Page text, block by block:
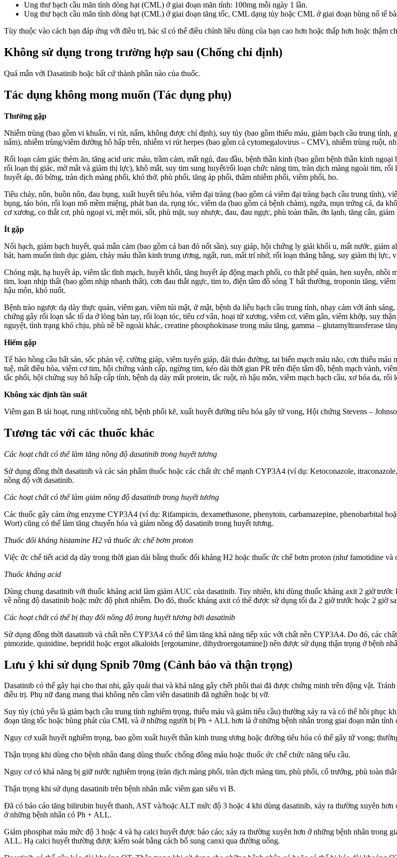
Ung thư bạch cầu mãn tính dòng hạt (CML) ở giai đoạn mãn tính: 100mg mỗi ngày 1 lần.
Ung thư bạch cầu mãn tính dòng hạt (CML) ở giai đoạn tăng tốc, CML dạng tủy hoặc CML ở giai đoạn bùng nổ tế
Tùy thuộc vào cách bạn đáp ứng với điều trị, bác sĩ có thể điều chỉnh liều dùng của bạn cao hơn hoặc thấp hơn hoặc thậm
Không sử dụng trong trường hợp sau (Chống chỉ định)
Quá mẫn với Dasatinib hoặc bất cứ thành phần nào của thuốc.
Tác dụng không mong muốn (Tác dụng phụ)
Thường gặp
Nhiễm trùng (bao gồm vi khuẩn, vi rút, nấm, không được chỉ định), suy tủy (bao gồm thiếu máu, giảm bạch cầu trung
nấm), nhiễm trùng/viêm đường hô hấp trên, nhiễm vi rút herpes (bao gồm cả cytomegalovirus – CMV), nhiễm trùng ruột,
Rối loạn cảm giác thèm ăn, tăng acid uric máu, trầm cảm, mất ngủ, đau đầu, bệnh thần kinh (bao gồm bệnh thần kinh
rối loạn thị giác, mờ mắt và giảm thị lực), khô mắt, suy tim sung huyết/rối loạn chức năng tim, tràn dịch màng ngoài tim,
huyết áp, đỏ bừng, tràn dịch màng phổi, khó thở, phù phổi, tăng áp phổi, thâm nhiễm phổi, viêm phổi, ho.
Tiêu chảy, nôn, buồn nôn, đau bụng, xuất huyết tiêu hóa, viêm đại tràng (bao gồm cả viêm đại tràng bạch cầu trung tính),
bụng, táo bón, rối loạn mô mềm miệng, phát ban da, rụng tóc, viêm da (bao gồm cả bệnh chàm), ngứa, mụn trứng cá, da
cơ xương, co thắt cơ, phù ngoại vi, mệt mỏi, sốt, phù mặt, suy nhược, đau, đau ngực, phù toàn thân, ớn lạnh, tăng cân, giảm
Ít gặp
Nổi hạch, giảm bạch huyết, quá mẫn cảm (bao gồm cả ban đỏ nốt sần), suy giáp, hội chứng ly giải khối u, mất nước, giảm
bát, ham muốn tình dục giảm, chảy máu thần kinh trung ương, ngất, run, mất trí nhớ, rối loạn thăng bằng, suy giảm thị lực,
Chóng mặt, hạ huyết áp, viêm tắc tĩnh mạch, huyết khối, tăng huyết áp động mạch phổi, co thắt phế quản, hen suyễn,
tim, loạn nhịp thất (bao gồm nhịp nhanh thất), cơn đau thắt ngực, tim to, điện tâm đồ sóng T bất thường, troponin tăng,
hậu môn, khó nuốt.
Bệnh trào ngược dạ dày thực quản, viêm gan, viêm túi mật, ứ mật, bệnh da liễu bạch cầu trung tính, nhạy cảm với ánh
chứng gây rối loạn sắc tố da ở lòng bàn tay, rối loạn tóc, tiêu cơ vân, hoại tử xương, viêm cơ, viêm gân, viêm khớp, suy
nguyệt, tình trạng khó chịu, phù nề bề ngoài khác, creatine phosphokinase trong máu tăng, gamma – glutamyltransferase
Hiếm gặp
Tế bào hồng cầu bất sản, sốc phản vệ, cường giáp, viêm tuyến giáp, đái tháo đường, tai biến mạch máu não, cơn thiếu
tuệ, mất điều hòa, viêm cơ tim, hội chứng vành cấp, ngừng tim, kéo dài thời gian PR trên điện tâm đồ, bệnh mạch vành,
tắc phổi, hội chứng suy hô hấp cấp tính, bệnh dạ dày mất protein, tắc ruột, rò hậu môn, viêm mạch bạch cầu, xơ hóa da, rối
Không xác định tần suất
Viêm gan B tái hoạt, rung nhĩ/cuồng nhĩ, bệnh phổi kẽ, xuất huyết đường tiêu hóa gây tử vong, Hội chứng Stevens –
Tương tác với các thuốc khác
Các hoạt chất có thể làm tăng nồng độ dasatinib trong huyết tương
Sử dụng đồng thời dasatinib và các sản phẩm thuốc hoặc các chất ức chế mạnh CYP3A4 (ví dụ: Ketoconazole,
nồng độ với dasatinib.
Các hoạt chất có thể làm giảm nồng độ dasatinib trong huyết tương
Các thuốc gây cảm ứng enzyme CYP3A4 (ví dụ: Rifampicin, dexamethasone, phenytoin, carbamazepine, phenobarbital
Wort) cũng có thể làm tăng chuyển hóa và giảm nồng độ dasatinib trong huyết tương.
Thuốc đối kháng histamine H2 và thuốc ức chế bơm proton
Việc ức chế tiết acid dạ dày trong thời gian dài bằng thuốc đối kháng H2 hoặc thuốc ức chế bơm proton (như famotidine
Thuốc kháng acid
Dùng chung dasatinib với thuốc kháng acid làm giảm AUC của dasatinib. Tuy nhiên, khi dùng thuốc kháng axit 2 giờ
về nồng độ dasatinib hoặc mức độ phơi nhiễm. Do đó, thuốc kháng axit có thể được sử dụng tối đa 2 giờ trước hoặc 2 giờ
Các hoạt chất có thể bị thay đổi nồng độ trong huyết tương bởi dasatinib
Sử dụng đồng thời dasatinib và chất nền CYP3A4 có thể làm tăng khả năng tiếp xúc với chất nền CYP3A4. Do đó, các
pimozide, quinidine, bepridil hoặc ergot alkaloids [ergotamine, dihydroergotamine]) nên được sử dụng thận trọng ở bệnh
Lưu ý khi sử dụng Spnib 70mg (Cảnh báo và thận trọng)
Dasatinib có thể gây hại cho thai nhi, gây quái thai và khả năng gây chết phôi thai đã được chứng minh trên động vật.
điều trị. Phụ nữ đang mang thai không nên cầm viên dasatinib đã nghiền hoặc bị vỡ.
Suy tủy (chủ yếu là giảm bạch cầu trung tính nghiêm trọng, thiếu máu và giảm tiểu cầu) thường xảy ra và có thể hồi phục
đoạn tăng tốc hoặc bùng phát của CML và ở những người bị Ph + ALL hơn là ở những bệnh nhân trong giai đoạn mãn tính
Nguy cơ xuất huyết nghiêm trọng, bao gồm xuất huyết thần kinh trung ương hoặc đường tiêu hóa có thể gây tử vong;
Thận trọng khi dùng cho bệnh nhân đang dùng thuốc chống đông máu hoặc thuốc ức chế chức năng tiểu cầu.
Nguy cơ có khả năng bị giữ nước nghiêm trọng (tràn dịch màng phổi, tràn dịch màng tim, phù phổi, cổ trướng, phù toàn
Thận trọng khi sử dụng dasatinib trên bệnh nhân mắc viêm gan siêu vi B.
Đã có báo cáo tăng bilirubin huyết thanh, AST và/hoặc ALT mức độ 3 hoặc 4 khi dùng dasatinib, xảy ra thường xuyên
ở những bệnh nhân có Ph + ALL.
Giảm phosphat máu mức độ 3 hoặc 4 và hạ calci huyết được báo cáo; xảy ra thường xuyên hơn ở những bệnh nhân trong
ALL. Hạ calci huyết thường được kiểm soát bằng cách bổ sung canxi qua đường uống.